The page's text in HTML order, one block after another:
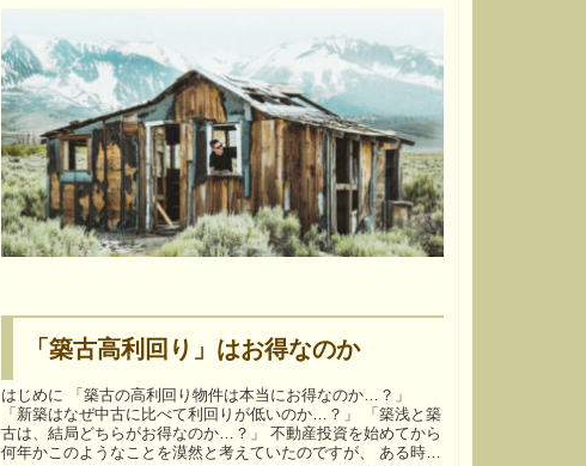
「築古高利回り」はお得なのか
はじめに 「築古の高利回り物件は本当にお得なのか…？」
「新築はなぜ中古に比べて利回りが低いのか…？」 「築浅と築
古は、結局どちらがお得なのか…？」 不動産投資を始めてから
何年かこのようなことを漠然と考えていたのですが、 ある時